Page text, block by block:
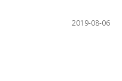
2019-08-06